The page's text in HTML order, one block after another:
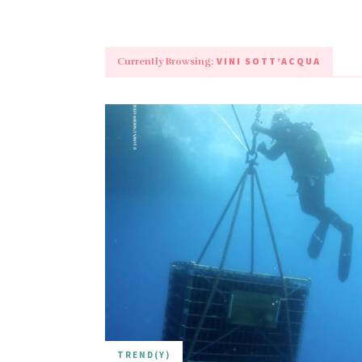
Currently Browsing: VINI SOTT’ACQUA
TREND(Y)